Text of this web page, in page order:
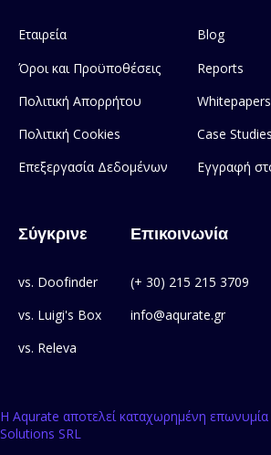
Εταιρεία
Όροι και Προϋποθέσεις
Πολιτική Απορρήτου
Πολιτική Cookies
Επεξεργασία Δεδομένων
Blog
Reports
Whitepapers
Case Studies
Εγγραφή
Σύγκρινε
vs. Doofinder
vs. Luigi's Box
vs. Releva
Επικοινωνία
(+ 30) 215 215 3709
info@aqurate.gr
Η Aqurate αποτελεί καταχωρημένη
Solutions SRL